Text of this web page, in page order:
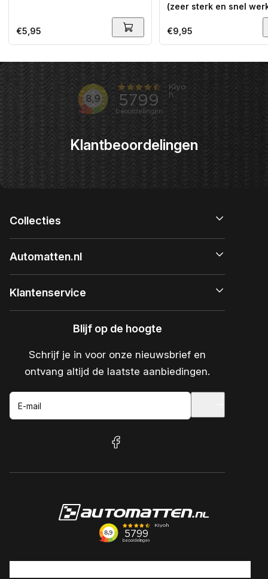
Normale
prijs
€5,95
(zeer sterk en snel
Normale
prijs
€9,95
Klantbeoordelingen
Collecties
Automatten.nl
Klantenservice
Blijf op de hoogte
Schrijf je in voor onze nieuwsbrief en
ontvang altijd de laatste aanbiedingen.
E-mail
facebook